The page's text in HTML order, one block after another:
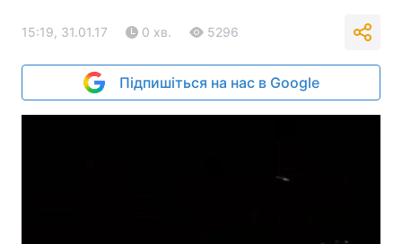
15:19, 31.01.17 0 хв. 5296
Підпишіться на нас в Google